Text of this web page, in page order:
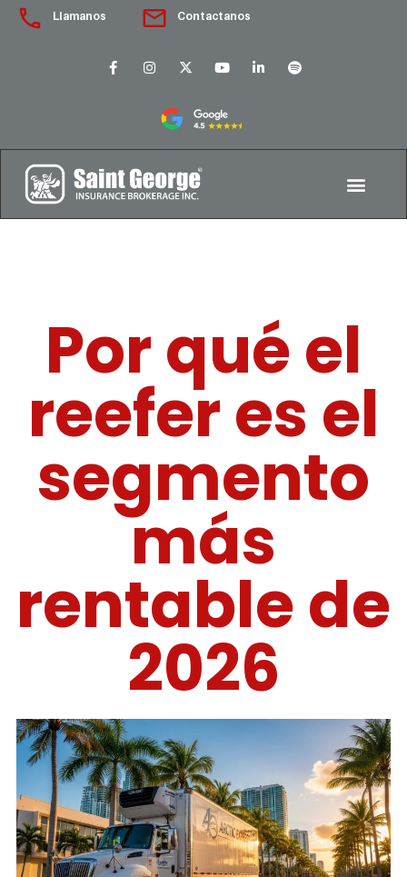
Llamanos Contactanos
Por qué el
reefer es el
segmento
más
rentable de
2026